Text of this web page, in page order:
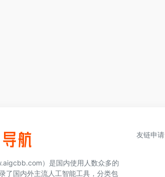
）是国内使用人数众多的
了国内外主流人工智能工具，分类包
友链申请